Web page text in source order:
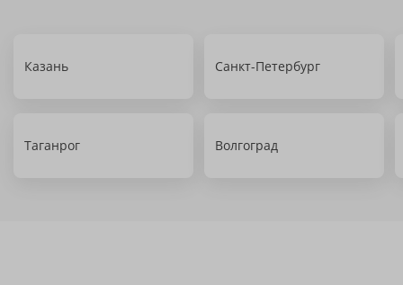
Казань Санкт-Петербург
Таганрог Волгоград